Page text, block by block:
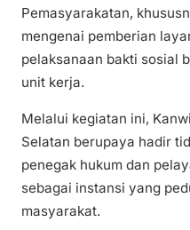
Pemasyarakatan,
mengenai pemberian
pelaksanaan bakti sosial
unit kerja.
Melalui kegiatan ini,
Selatan berupaya hadir
penegak hukum dan
sebagai instansi yang
masyarakat.